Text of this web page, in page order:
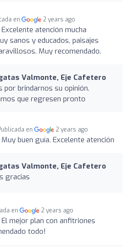
en 2 years ago
Excelente atención mucha
sanos y educados, paisajes
Muy recomendado.
Valmonte, Eje Cafetero
por brindarnos su opinión.
que regresen pronto
en 2 years ago
Muy buen guía. Excelente atención
Valmonte, Eje Cafetero
gracias
en 2 years ago
El mejor plan con anfitriones
todo!